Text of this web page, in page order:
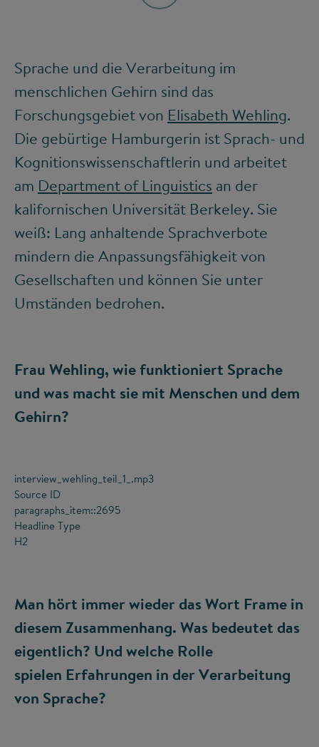
Sprache und die Verarbeitung im
menschlichen Gehirn sind das
Forschungsgebiet von Elisabeth Wehling.
Die gebürtige Hamburgerin ist Sprach- und
Kognitionswissenschaftlerin und arbeitet
am Department of Linguistics an der
kalifornischen Universität Berkeley. Sie
weiß: Lang anhaltende Sprachverbote
mindern die Anpassungsfähigkeit von
Gesellschaften und können Sie unter
Umständen bedrohen.
Frau Wehling, wie funktioniert Sprache
und was macht sie mit Menschen und dem
Gehirn?
interview_wehling_teil_1_.mp3
Source ID
paragraphs_item::2695
Headline Type
H2
Man hört immer wieder das Wort Frame in
diesem Zusammenhang. Was bedeutet das
eigentlich? Und welche Rolle
spielen Erfahrungen in der Verarbeitung
von Sprache?